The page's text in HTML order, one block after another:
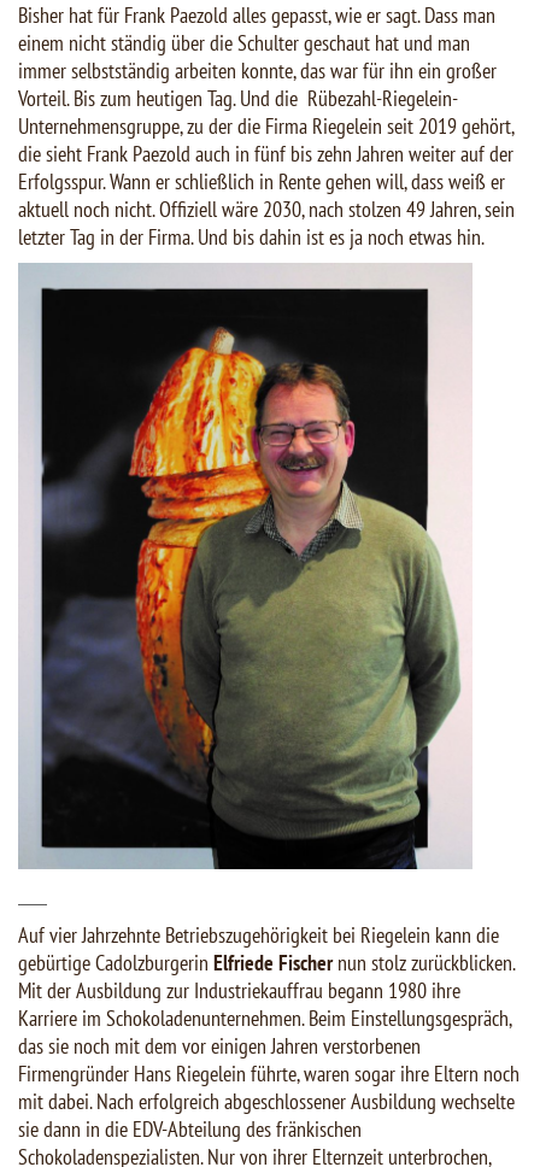
Bisher hat für Frank Paezold alles gepasst, wie er sagt. Dass man
einem nicht ständig über die Schulter geschaut hat und man
immer selbstständig arbeiten konnte, das war für ihn ein großer
Vorteil. Bis zum heutigen Tag. Und die Rübezahl-Riegelein-
Unternehmensgruppe, zu der die Firma Riegelein seit 2019 gehört,
die sieht Frank Paezold auch in fünf bis zehn Jahren weiter auf der
Erfolgsspur. Wann er schließlich in Rente gehen will, dass weiß er
aktuell noch nicht. Offiziell wäre 2030, nach stolzen 49 Jahren, sein
letzter Tag in der Firma. Und bis dahin ist es ja noch etwas hin.
Auf vier Jahrzehnte Betriebszugehörigkeit bei Riegelein kann die
gebürtige Cadolzburgerin Elfriede Fischernun stolz zurückblicken.
Mit der Ausbildung zur Industriekauffrau begann 1980 ihre
Karriere im Schokoladenunternehmen. Beim Einstellungsgespräch,
das sie noch mit dem vor einigen Jahren verstorbenen
Firmengründer Hans Riegelein führte, waren sogar ihre Eltern noch
mit dabei. Nach erfolgreich abgeschlossener Ausbildung wechselte
sie dann in die EDV-Abteilung des fränkischen
Schokoladenspezialisten. Nur von ihrer Elternzeit unterbrochen,